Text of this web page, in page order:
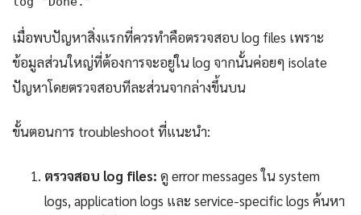
เมื่อพบปัญหาสิ่งแรกที่ควรทำคือตรวจสอบ log files เพราะ
ข้อมูลส่วนใหญ่ที่ต้องการจะอยู่ใน log จากนั้นค่อยๆ isolate
ปัญหาโดยตรวจสอบทีละส่วนจากล่างขึ้นบน
ขั้นตอนการ troubleshoot ที่แนะนำ:
ตรวจสอบ log files: ดู error messages ใน system
logs, application logs และ service-specific logs ค้นหา